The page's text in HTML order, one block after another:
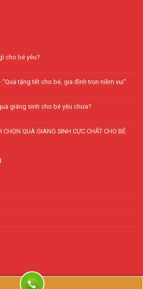
cho bé yêu?
tặng tết cho bé, gia đình trọn niềm vui”
giáng sinh cho bé yêu chưa?
CHỌN QUÀ GIÁNG SINH CỰC CHẤT CHO BÉ